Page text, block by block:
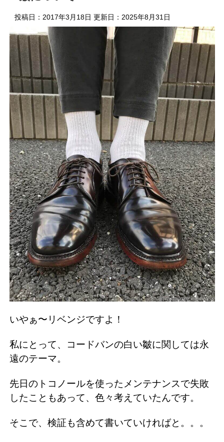
投稿日：2017年3月18日 更新日： 2025年8月31日
いやぁ〜リベンジですよ！
私にとって、コードバンの白い皺に関しては永
遠のテーマ。
先日のトコノールを使ったメンテナンスで失敗
したこともあって、色々考えていたんです。
そこで、検証も含めて書いていければと。。。